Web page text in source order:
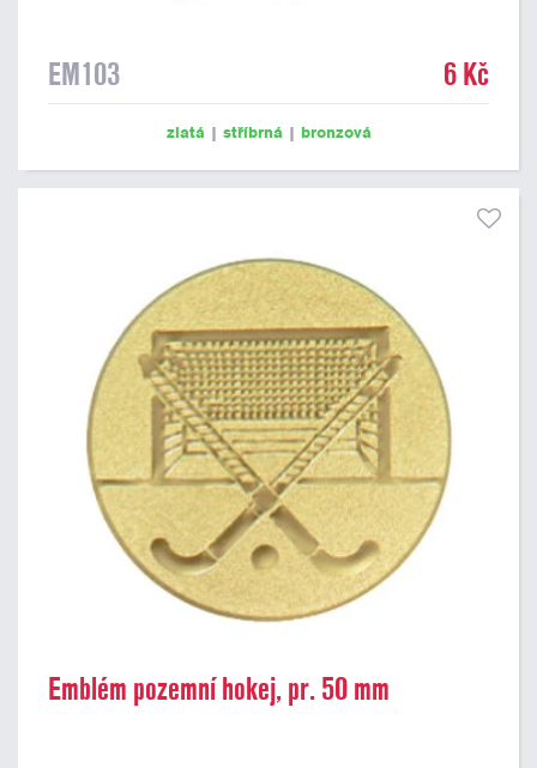
EM103 6 Kč
zlatá | stříbrná | bronzová
Emblém pozemní hokej, pr. 50 mm